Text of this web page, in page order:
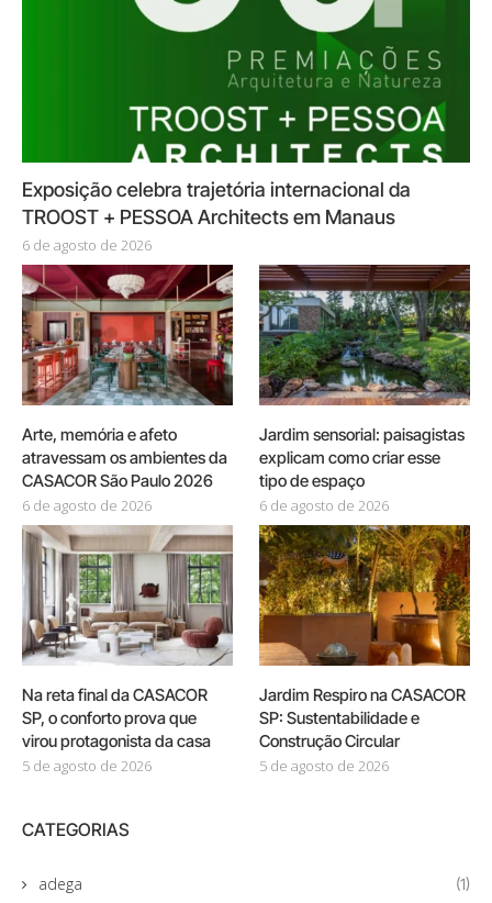
Exposição celebra trajetória internacional da
TROOST + PESSOA Architects em Manaus
6 de agosto de 2026
Arte, memória e afeto
atravessam os ambientes da
CASACOR São Paulo 2026
6 de agosto de 2026
Jardim sensorial: paisagistas
explicam como criar esse
tipo de espaço
6 de agosto de 2026
Na reta final da CASACOR
SP, o conforto prova que
virou protagonista da casa
5 de agosto de 2026
Jardim Respiro na CASACOR
SP: Sustentabilidade e
Construção Circular
5 de agosto de 2026
CATEGORIAS
adega (1)